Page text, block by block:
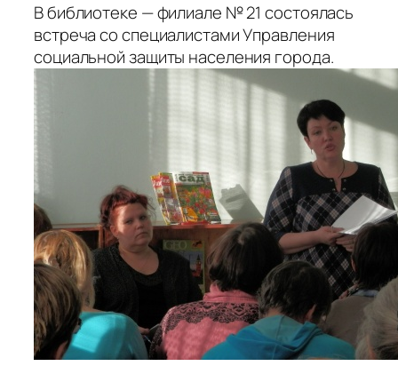
В библиотеке — филиале № 21 состоялась
встреча со специалистами Управления
социальной защиты населения города.